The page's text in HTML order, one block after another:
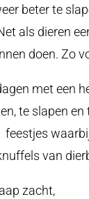
beter te
als dieren
doen. Zo
met een
te slapen en
feestjes
van
zacht,